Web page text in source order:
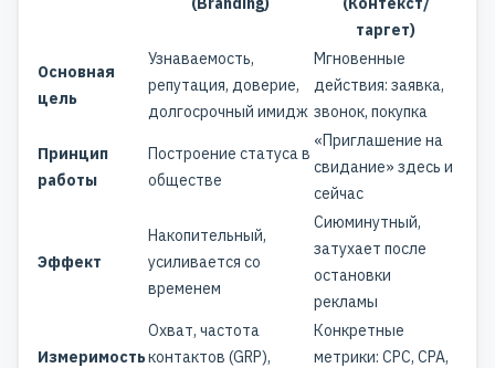
таргет)
Основная
цель
Узнаваемость,
репутация, доверие,
долгосрочный имидж
Мгновенные
действия: заявка,
звонок, покупка
Принцип
работы
Построение статуса в
обществе
«Приглашение на
свидание» здесь и
сейчас
Эффект
Накопительный,
усиливается со
временем
Сиюминутный,
затухает после
остановки
рекламы
Измеримость
Охват, частота
контактов (GRP),
Конкретные
метрики: CPC, CPA,